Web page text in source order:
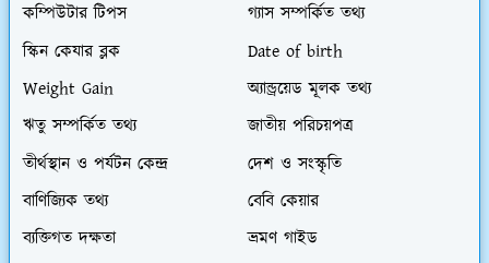
কম্পিউটার টিপস
গ্যাস সম্পর্কিত তথ্য
স্কিন কেযার ব্লক
Date of birth
Weight Gain
অ্যান্ড্রয়েড মূলক তথ্য
ঋতু সম্পর্কিত তথ্য
জাতীয় পরিচয়পত্র
তীর্থস্থান ও পর্যটন কেন্দ্র
দেশ ও সংস্কৃতি
বাণিজ্যিক তথ্য
বেবি কেয়ার
ব্যক্তিগত দক্ষতা
ভ্রমণ গাইড